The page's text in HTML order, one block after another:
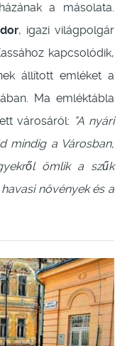
a másolata.
, igazi világpolgár
kapcsolódik,
állított emléket a
Ma emléktábla
városáról: ”A nyári
mindig a Városban,
ömlik a szűk
növények és a